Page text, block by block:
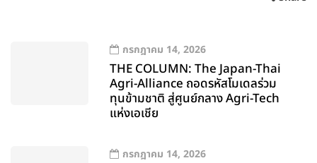
กรกฎาคม 14, 2026
THE COLUMN: The Japan-Thai
Agri-Alliance ถอดรหัสโมเดลร่วม
ทุนข้ามชาติ สู่ศูนย์กลาง Agri-Tech
แห่งเอเชีย
กรกฎาคม 14, 2026